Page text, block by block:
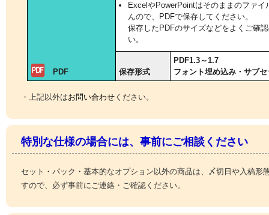
PDF
ExcelやPowerPointはそのままのファイ
んので、PDFで保存してください。
保存したPDFのサイズなどをよくご確
い。
保存形式
PDF1.3～1.7
フォント埋め込み・サブ
・上記以外はお問い合わせ ください。
特別な仕様の場合には、事前にご相談ください
セット・パック・基本的なオプション以外の商品は、〆切日や入稿形
すので、必ず事前にご連絡・ご確認ください。